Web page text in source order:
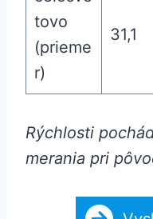
tovo
(prieme
r)
31,1
Rýchlosti
merania pri